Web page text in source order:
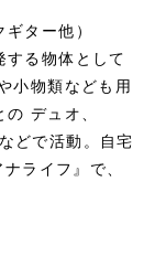
ター他）
する物体として
小物類なども用
デュオ、
どで活動。自宅
ライフ』で、